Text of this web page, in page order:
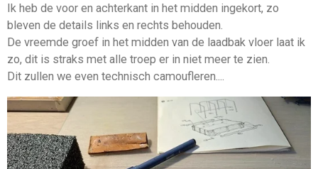
Ik heb de voor en achterkant in het midden ingekort, zo
bleven de details links en rechts behouden.
De vreemde groef in het midden van de laadbak vloer laat ik
zo, dit is straks met alle troep er in niet meer te zien.
Dit zullen we even technisch camoufleren....